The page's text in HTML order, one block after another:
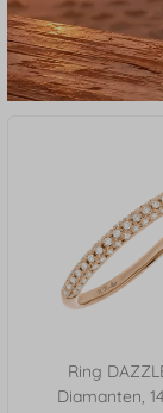
Ring
Diamanten,